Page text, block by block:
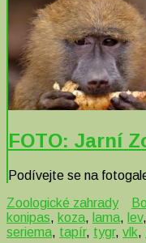
FOTO: Jarní
Podívejte se na
Zoologické zahrady
konipas, koza, lama, lev,
seriema, tapír, tygr, vlk,